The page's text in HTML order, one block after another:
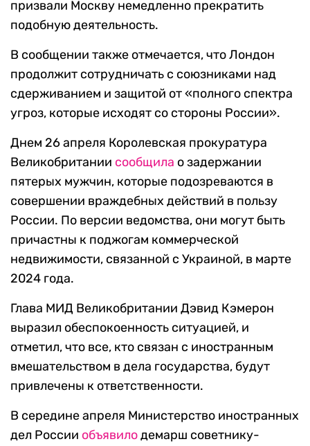
призвали Москву немедленно прекратить
подобную деятельность.
В сообщении также отмечается, что Лондон
продолжит сотрудничать с союзниками над
сдерживанием и защитой от «полного спектра
угроз, которые исходят со стороны России».
Днем 26 апреля Королевская прокуратура
Великобритании сообщила о задержании
пятерых мужчин, которые подозреваются в
совершении враждебных действий в пользу
России. По версии ведомства, они могут быть
причастны к поджогам коммерческой
недвижимости, связанной с Украиной, в марте
2024 года.
Глава МИД Великобритании Дэвид Кэмерон
выразил обеспокоенность ситуацией, и
отметил, что все, кто связан с иностранным
вмешательством в дела государства, будут
привлечены к ответственности.
В середине апреля Министерство иностранных
дел России объявилодемарш советнику-